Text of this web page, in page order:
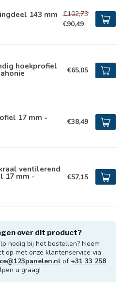
143 mm
€102,73
€90,49
hoekprofiel €65,05
17 mm - €38,49
ventilerend
17 mm - €57,15
over dit product?
nodig bij het bestellen? Neem
op met onze klantenservice via
of +31 33 258
u graag!